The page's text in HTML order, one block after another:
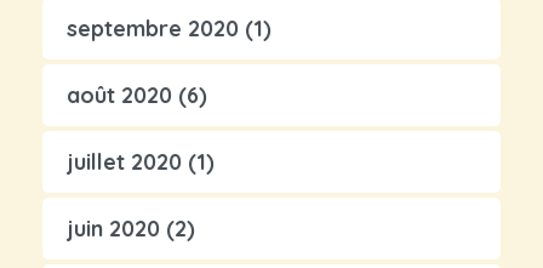
septembre 2020 (1)
août 2020 (6)
juillet 2020 (1)
juin 2020 (2)